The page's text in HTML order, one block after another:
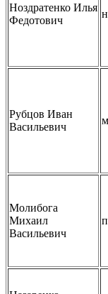
Ноздратенко Илья
Федотович
Рубцов Иван
Васильевич
Молибога
Михаил
Васильевич